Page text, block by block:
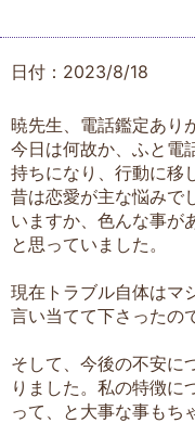
日付：2023/8/18
暁先生、電話鑑定あり
今日は何故か、ふと電
持ちになり、行動に移
昔は恋愛が主な悩みで
いますか、色んな事が
と思っていました。
現在トラブル自体はマ
言い当てて下さったの
そして、今後の不安に
りました。私の特徴に
って、と大事な事もち